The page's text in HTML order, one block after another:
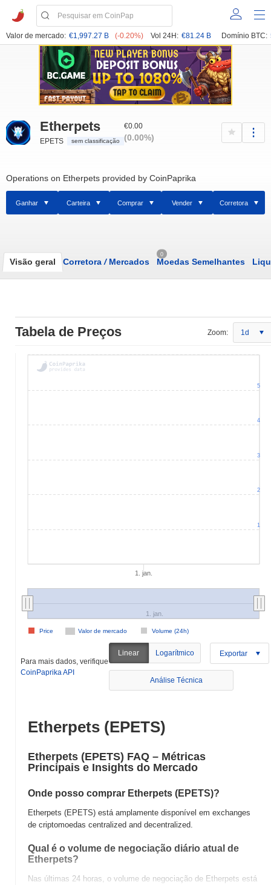
Valor de mercado: €1,997.27 B (-0.20%) Vol 24H: €81.24 B Domínio BTC:
Etherpets
EPETS sem classificação
€0.00
(0.00%)
Operations on Etherpets provided by CoinPaprika
Ganhar Carteira Comprar Vender Corretora
Visão geral Corretora /Mercados
0
Moedas Semelhantes
Tabela de Preços Zoom: 1d
1. jan.
Valor de mercado Volume (24h)
Price
1. jan.
1
2
3
4
5
Para mais dados, verifique
CoinPaprika API
Linear Logarítmico Exportar
Análise Técnica
Etherpets (EPETS)
Etherpets (EPETS) FAQ – Métricas
Principais e Insights do Mercado
Onde posso comprar Etherpets (EPETS)?
Etherpets (EPETS) está amplamente disponível em exchanges
de criptomoedas centralized and decentralized.
Qual é o volume de negociação diário atual de
Etherpets?
Nas últimas 24 horas, o volume de negociação de Etherpets está